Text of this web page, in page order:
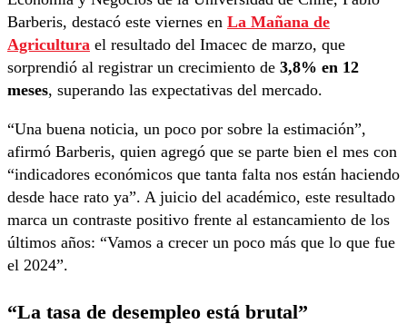
Barberis, destacó este viernes en La Mañana de
Agricultura el resultado del Imacec de marzo, que
sorprendió al registrar un crecimiento de 3,8% en 12
meses, superando las expectativas del mercado.
“Una buena noticia, un poco por sobre la estimación”,
afirmó Barberis, quien agregó que se parte bien el mes con
“indicadores económicos que tanta falta nos están haciendo
desde hace rato ya”. A juicio del académico, este resultado
marca un contraste positivo frente al estancamiento de los
últimos años: “Vamos a crecer un poco más que lo que fue
el 2024”.
“La tasa de desempleo está brutal”